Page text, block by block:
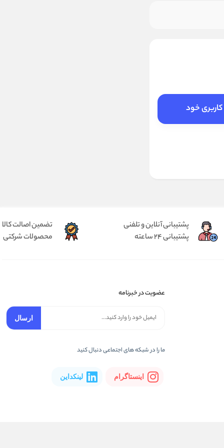
خود
پشتیبانی آنلاین و تلفنی
پشتیبانی 24 ساعته
تضمین اصالت کالا
محصولات شرکتی
عضویت در خبرنامه
ارسال
ما را در شبکه های اجتماعی دنبال کنید
اینستاگرام لینکداین